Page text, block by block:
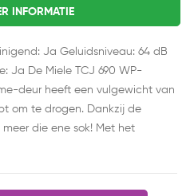
INFORMATIE
Ja Geluidsniveau: 64 dB
Ja De Miele TCJ 690 WP-
deur heeft een vulgewicht van
om te drogen. Dankzij de
die ene sok! Met het